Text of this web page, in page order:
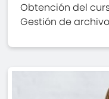
Obtención del
Gestión de